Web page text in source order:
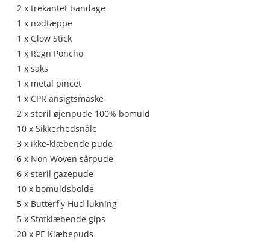
2 x trekantet bandage
1 x nødtæppe
1 x Glow Stick
1 x Regn Poncho
1 x saks
1 x metal pincet
1 x CPR ansigtsmaske
2 x steril øjenpude 100% bomuld
10 x Sikkerhedsnåle
3 x ikke-klæbende pude
6 x Non Woven sårpude
6 x steril gazepude
10 x bomuldsbolde
5 x Butterfly Hud lukning
5 x Stofklæbende gips
20 x PE Klæbepuds